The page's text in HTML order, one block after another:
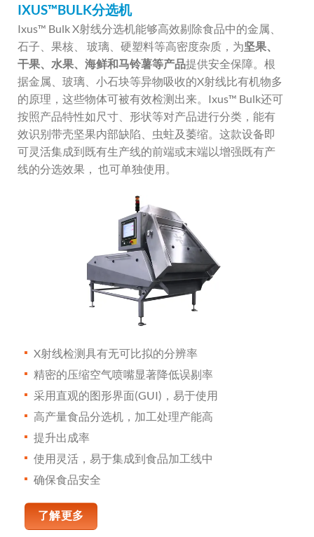
IXUS™BULK分选机
Ixus™ Bulk X射线分选机能够高效剔除食品中的金属、
石子、果核、 玻璃、硬塑料等高密度杂质，为坚果、
干果、水果、海鲜和马铃薯等产品提供安全保障。根
据金属、玻璃、小石块等异物吸收的X射线比有机物多
的原理，这些物体可被有效检测出来。Ixus™ Bulk还可
按照产品特性如尺寸、形状等对产品进行分类，能有
效识别带壳坚果内部缺陷、虫蛀及萎缩。这款设备即
可灵活集成到既有生产线的前端或末端以增强既有产
线的分选效果， 也可单独使用。
X射线检测具有无可比拟的分辨率
精密的压缩空气喷嘴显著降低误剔率
采用直观的图形界面(GUI)，易于使用
高产量食品分选机，加工处理产能高
提升出成率
使用灵活，易于集成到食品加工线中
确保食品安全
了解更多